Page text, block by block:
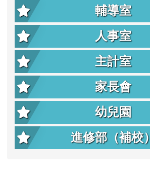
輔導室
人事室
主計室
家長會
幼兒園
進修部（補校）